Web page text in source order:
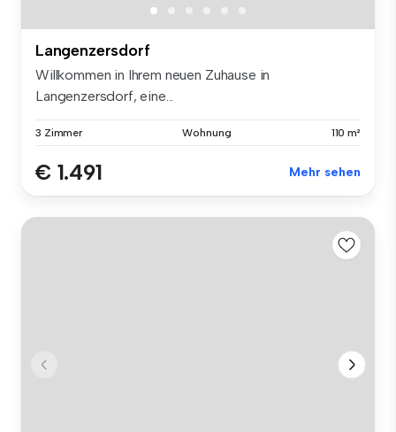
Langenzersdorf
Willkommen in Ihrem neuen Zuhause in
Langenzersdorf, eine...
3 Zimmer Wohnung 110 m²
€ 1.491 Mehr sehen